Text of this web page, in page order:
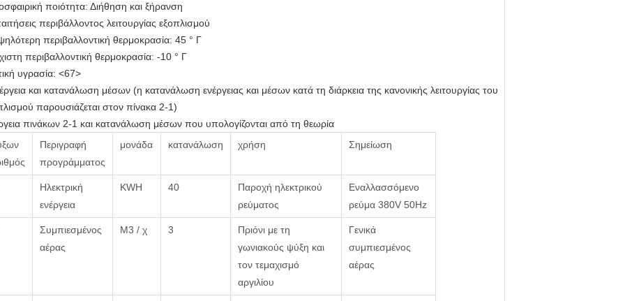
ποιότητα: Διήθηση και ξήρανση
περιβάλλοντος λειτουργίας εξοπλισμού
περιβαλλοντική θερμοκρασία: 45 ° Γ
περιβαλλοντική θερμοκρασία: -10 ° Γ
υγρασία: <67>
και κατανάλωση μέσων (η κατανάλωση ενέργειας και μέσων κατά τη διάρκεια της κανονικής λειτουργίας του
παρουσιάζεται στον πίνακα 2-1)
πινάκων 2-1 και κατανάλωση μέσων που υπολογίζονται από τη θεωρία
Περιγραφή
προγράμματος
μονάδα κατανάλωση χρήση Σημείωση
Ηλεκτρική
ενέργεια
KWH 40
Παροχή ηλεκτρικού
ρεύματος
Εναλλασσόμενο
ρεύμα 380V 50Hz
Συμπιεσμένος
αέρας
M3 / χ 3
Πριόνι με τη
γωνιακούς ψύξη και
τον τεμαχισμό
αργιλίου
Γενικά
συμπιεσμένος
αέρας